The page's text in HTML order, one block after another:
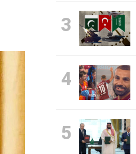
3
4
5